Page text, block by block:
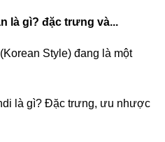
là gì? đặc trưng và...
Style) đang là một